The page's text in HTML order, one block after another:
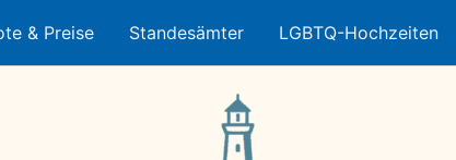
& Preise Standesämter LGBTQ-Hochzeiten